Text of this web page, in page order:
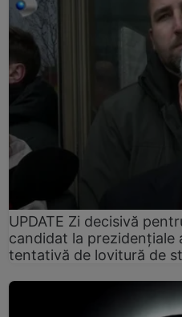
UPDATE Zi decisivă
candidat la
tentativă de lovitură de